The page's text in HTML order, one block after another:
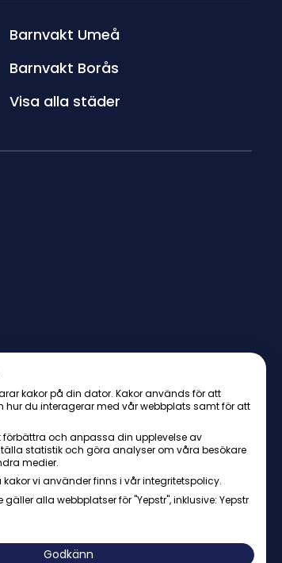
Barnvakt Umeå
Barnvakt Borås
Visa alla städer
9817・Arenavägen 39, 121 77 Johanneshov
kakor på din dator. Kakor används för att
du interagerar med vår webbplats samt för att
förbättra och anpassa din upplevelse av
statistik och göra analyser om våra besökare
medier.
vi använder finns i vår integritetspolicy.
alla webbplatser för "Yepstr", inklusive: Yepstr
Godkänn